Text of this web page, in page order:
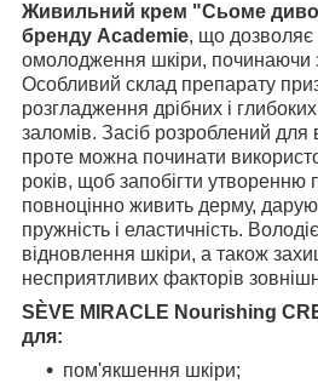
Живильний крем "Сьоме диво"
бренду Academie, що дозволяє
омолодження шкіри, починаючи з
Особливий склад препарату
розгладження дрібних і
заломів. Засіб розроблений для
проте можна починати
років, щоб запобігти
повноцінно живить дерму,
пружність і еластичність.
відновлення шкіри, а також
несприятливих факторів
SÈVE MIRACLE Nourishing
для:
пом'якшення шкіри;